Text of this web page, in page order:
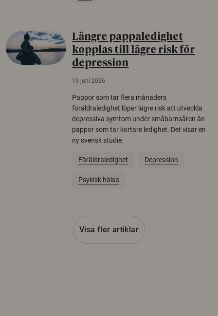
Längre pappaledighet
kopplas till lägre risk för
depression
19 juni 2026
Pappor som tar flera månaders
föräldraledighet löper lägre risk att utveckla
depressiva symtom under småbarnsåren än
pappor som tar kortare ledighet. Det visar en
ny svensk studie.
Föräldraledighet Depression
Psykisk hälsa
Visa fler artiklar